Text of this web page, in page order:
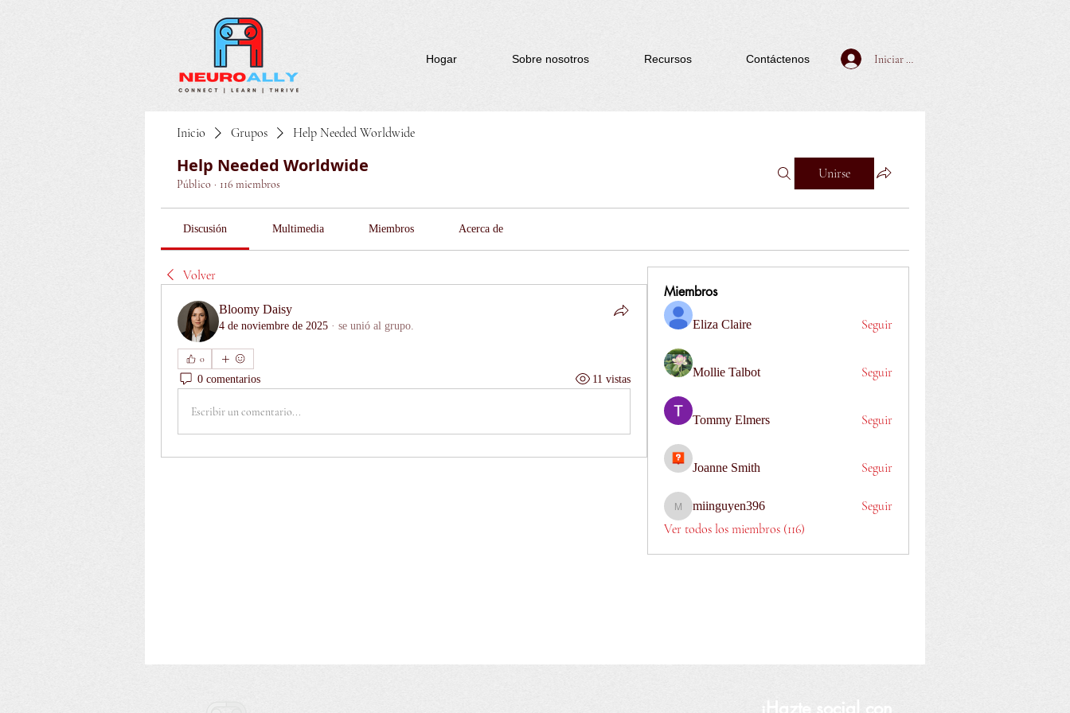
Hogar Sobre nosotros Recursos Contáctenos Iniciar sesión
Inicio Grupos Help Needed Worldwide
Help Needed Worldwide
Público · 116 miembros
Unirse
Discusión Multimedia Miembros Acerca de
Volver
Bloomy Daisy
4 de noviembre de 2025 · se unió al grupo.
0
0 comentarios 11 vistas
Escribir un comentario...
Miembros
Eliza Claire Seguir
Mollie Talbot Seguir
Tommy Elmers Seguir
Joanne Smith Seguir
miinguyen396
miinguyen396
Seguir
Ver todos los miembros (116)
¡Hazte social con